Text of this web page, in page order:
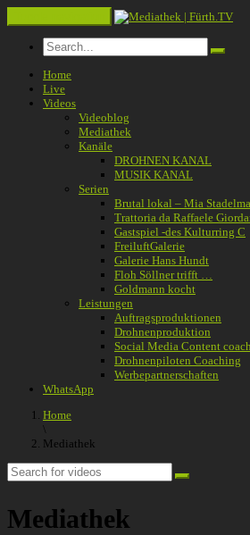
Home
Live
Videos
Videoblog
Mediathek
Kanäle
DROHNEN KANAL
MUSIK KANAL
Serien
Brutal lokal – Mia
Trattoria da Raffaele
Gastspiel -des Kulturring C
FreiluftGalerie
Galerie Hans Hundt
Floh Söllner trifft …
Goldmann kocht
Leistungen
Auftragsproduktionen
Drohnenproduktion
Social Media Content
Drohnenpiloten Coaching
Werbepartnerschaften
WhatsApp
Home
\
Mediathek
Mediathek